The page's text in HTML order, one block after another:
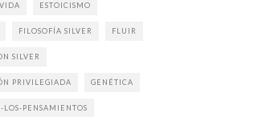
ESTOICISMO
FILOSOFÍA SILVER FLUIR
SILVER
PRIVILEGIADA GENÉTICA
LOS-PENSAMIENTOS